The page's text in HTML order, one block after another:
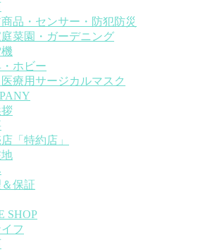
品・センサー・防犯防災
庭菜園・ガーデニング
ホビー
療用サージカルマスク
「特約店」
保証
SHOP
フ